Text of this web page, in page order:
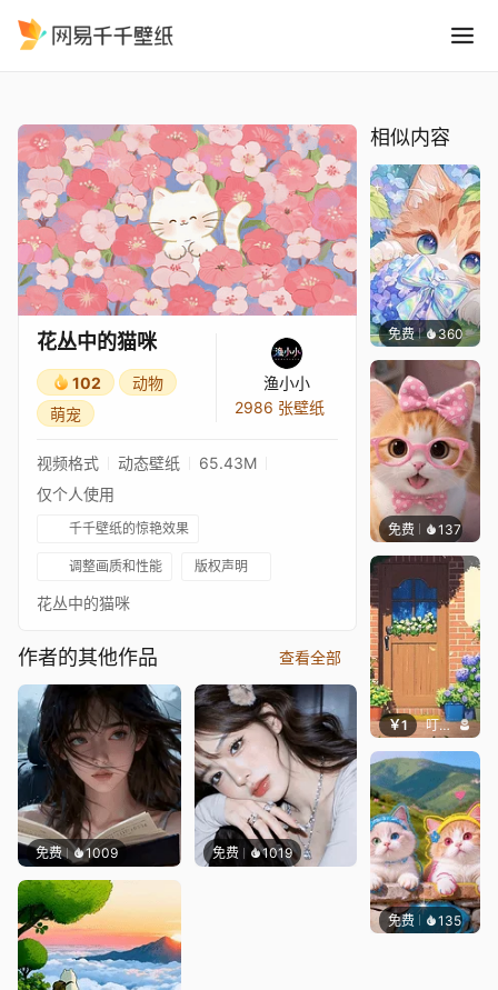
花丛中的猫咪
102
动物
萌宠
渔小小
2986 张壁纸
视频格式 动态壁纸
65.43M
仅个人使用
千千壁纸的惊艳效果
调整画质和性能 版权声明
花丛中的猫咪
作者的其他作品 查看全部
免费 1009 免费 1019
相似内容
免费 360豆子
免费 137好看
￥1 叮叮当当
免费 135豆子